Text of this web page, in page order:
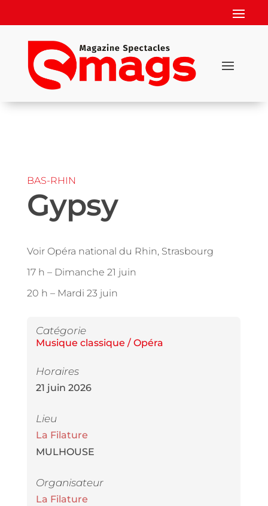
BAS-RHIN
Gypsy
Voir Opéra national du Rhin, Strasbourg
17 h – Dimanche 21 juin
20 h – Mardi 23 juin
Catégorie
Musique classique / Opéra
Horaires
21 juin 2026
Lieu
La Filature
MULHOUSE
Organisateur
La Filature